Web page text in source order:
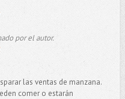
por el autor.
las ventas de manzana.
comer o estarán